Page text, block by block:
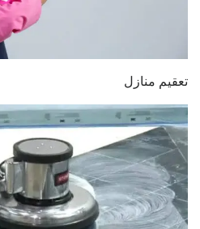
تعقيم منازل